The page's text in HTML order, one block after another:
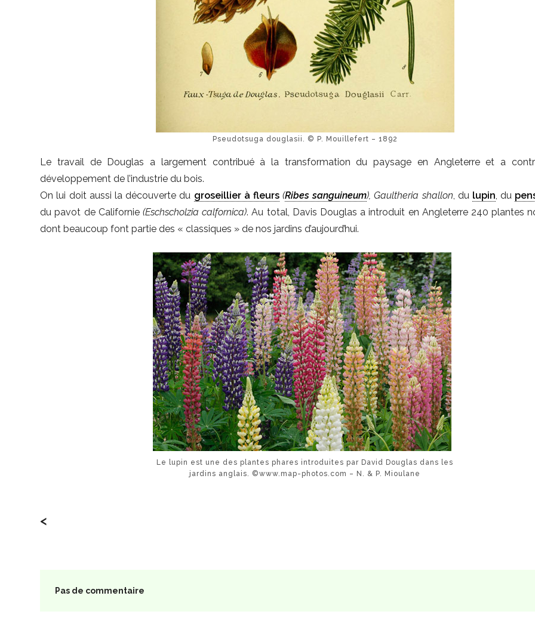
Pseudotsuga douglasii. © P. Mouillefert – 1892
Le travail de Douglas a largement contribué à la transformation du paysage en Angleterre et a
développement de l’industrie du bois.
On lui doit aussi la découverte du groseillier à fleurs (Ribes sanguineum), Gaultheria shallon, du lupin, du
du pavot de Californie (Eschscholzia calfornica). Au total, Davis Douglas a introduit en Angleterre 240 plantes
dont beaucoup font partie des « classiques » de nos jardins d’aujourd’hui.
Le lupin est une des plantes phares introduites par David Douglas dans les
jardins anglais. ©www.map-photos.com – N. & P. Mioulane
<
Pas de commentaire